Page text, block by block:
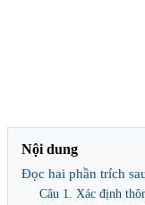
Nội dung
Đọc hai phần trích
Câu 1. Xác định